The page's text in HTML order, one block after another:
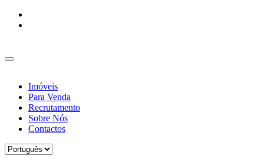
Imóveis
Para Venda
Recrutamento
Sobre Nós
Contactos